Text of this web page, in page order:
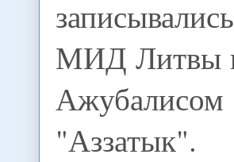
МИД Литвы
"Аззатык".